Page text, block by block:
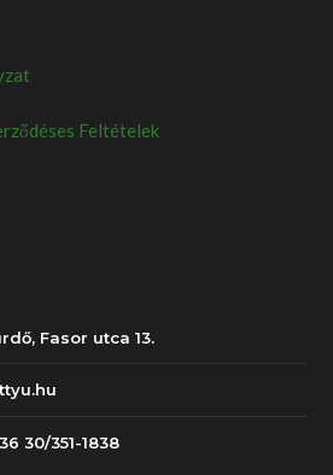
Feltételek
Fasor utca 13.
30/351-1838